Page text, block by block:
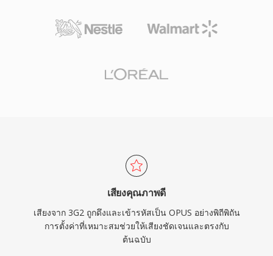
ซึ่งขจัดอุปสรรคด้านการอนุญาตที่ขัดขวางโคเดกที่
AAC ที่อัตราเทียบเท่า และเวลาแฝงต่ำทำให้เป็นโค
เสียงคุณภาพดี
เสียงจาก 3G2 ถูกดึงและเข้ารหัสเป็น OPUS อย่างพิถีพิถัน
การตั้งค่าที่เหมาะสมช่วยให้เสียงชัดเจนและตรงกับ
ต้นฉบับ